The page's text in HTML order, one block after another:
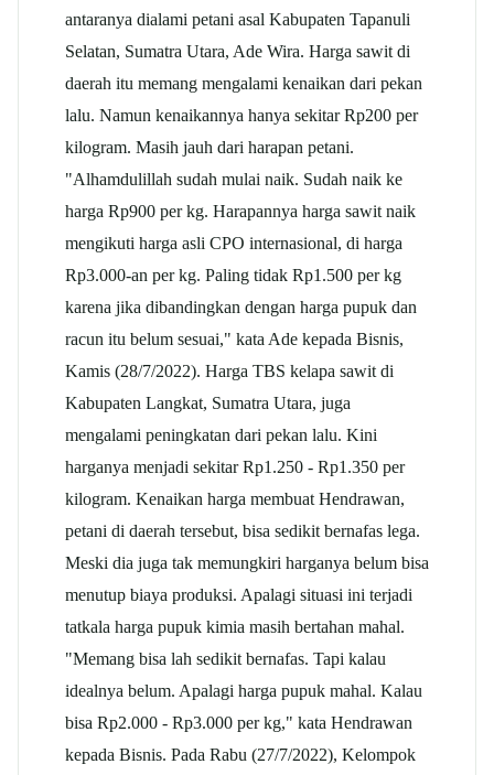
antaranya dialami petani asal Kabupaten Tapanuli
Selatan, Sumatra Utara, Ade Wira. Harga sawit di
daerah itu memang mengalami kenaikan dari pekan
lalu. Namun kenaikannya hanya sekitar Rp200 per
kilogram. Masih jauh dari harapan petani.
"Alhamdulillah sudah mulai naik. Sudah naik ke
harga Rp900 per kg. Harapannya harga sawit naik
mengikuti harga asli CPO internasional, di harga
Rp3.000-an per kg. Paling tidak Rp1.500 per kg
karena jika dibandingkan dengan harga pupuk dan
racun itu belum sesuai," kata Ade kepada Bisnis,
Kamis (28/7/2022). Harga TBS kelapa sawit di
Kabupaten Langkat, Sumatra Utara, juga
mengalami peningkatan dari pekan lalu. Kini
harganya menjadi sekitar Rp1.250 - Rp1.350 per
kilogram. Kenaikan harga membuat Hendrawan,
petani di daerah tersebut, bisa sedikit bernafas lega.
Meski dia juga tak memungkiri harganya belum bisa
menutup biaya produksi. Apalagi situasi ini terjadi
tatkala harga pupuk kimia masih bertahan mahal.
"Memang bisa lah sedikit bernafas. Tapi kalau
idealnya belum. Apalagi harga pupuk mahal. Kalau
bisa Rp2.000 - Rp3.000 per kg," kata Hendrawan
kepada Bisnis. Pada Rabu (27/7/2022), Kelompok